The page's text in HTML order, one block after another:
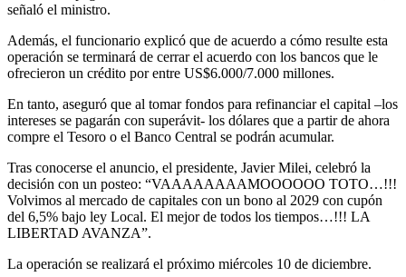
señaló el ministro.
Además, el funcionario explicó que de acuerdo a cómo resulte esta
operación se terminará de cerrar el acuerdo con los bancos que le
ofrecieron un crédito por entre US$6.000/7.000 millones.
En tanto, aseguró que al tomar fondos para refinanciar el capital –los
intereses se pagarán con superávit- los dólares que a partir de ahora
compre el Tesoro o el Banco Central se podrán acumular.
Tras conocerse el anuncio, el presidente, Javier Milei, celebró la
decisión con un posteo: “VAAAAAAAAMOOOOOO TOTO…!!!
Volvimos al mercado de capitales con un bono al 2029 con cupón
del 6,5% bajo ley Local. El mejor de todos los tiempos…!!! LA
LIBERTAD AVANZA”.
La operación se realizará el próximo miércoles 10 de diciembre.